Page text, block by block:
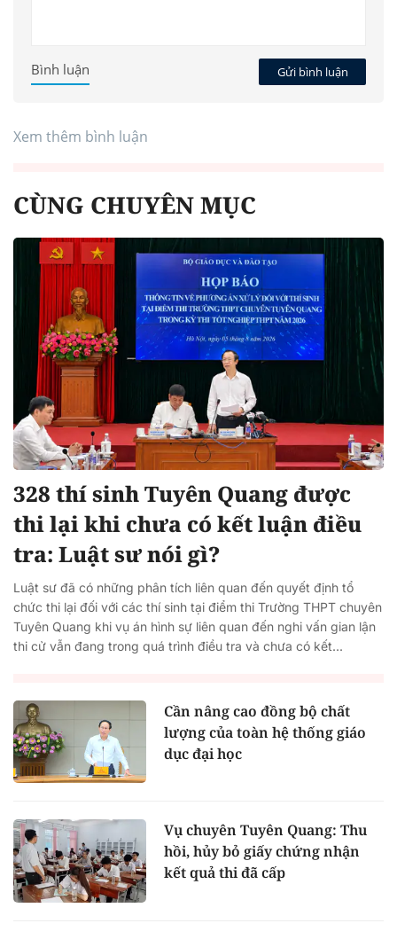
Gửi bình luận
Bình luận
Xem thêm bình luận
CÙNG CHUYÊN MỤC
328 thí sinh Tuyên Quang được
thi lại khi chưa có kết luận điều
tra: Luật sư nói gì?
Luật sư đã có những phân tích liên quan đến quyết định tổ
chức thi lại đối với các thí sinh tại điểm thi Trường THPT chuyên
Tuyên Quang khi vụ án hình sự liên quan đến nghi vấn gian lận
thi cử vẫn đang trong quá trình điều tra và chưa có kết...
Cần nâng cao đồng bộ chất
lượng của toàn hệ thống giáo
dục đại học
Vụ chuyên Tuyên Quang: Thu
hồi, hủy bỏ giấy chứng nhận
kết quả thi đã cấp